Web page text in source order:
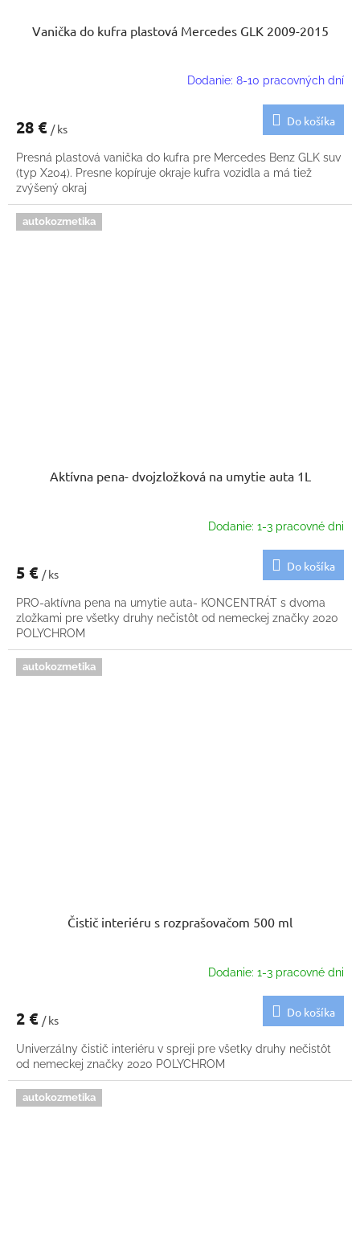
Vanička do kufra plastová Mercedes GLK 2009-2015
Dodanie: 8-10 pracovných dní
28 € / ks
Do košíka
Presná plastová vanička do kufra pre Mercedes Benz GLK suv
(typ X204). Presne kopíruje okraje kufra vozidla a má tiež
zvýšený okraj
autokozmetika
Aktívna pena- dvojzložková na umytie auta 1L
Dodanie: 1-3 pracovné dni
5 € / ks
Do košíka
PRO-aktívna pena na umytie auta- KONCENTRÁT s dvoma
zložkami pre všetky druhy nečistôt od nemeckej značky 2020
POLYCHROM
autokozmetika
Čistič interiéru s rozprašovačom 500 ml
Dodanie: 1-3 pracovné dni
2 € / ks
Do košíka
Univerzálny čistič interiéru v spreji pre všetky druhy nečistôt
od nemeckej značky 2020 POLYCHROM
autokozmetika